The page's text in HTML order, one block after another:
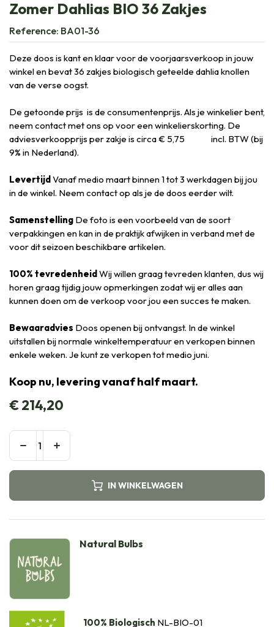
Zomer Dahlias BIO 36 Zakjes
Reference: BA01-36
Deze doos is kant en klaar voor de voorjaarsverkoop in jouw
winkel en bevat 36 zakjes biologisch geteelde dahlia knollen
van de verse oogst.
De getoonde prijs is de consumentenprijs. Als je winkelier bent,
neem contact met ons op voor een winkelierskorting. De
adviesverkoopprijs per zakje is circa € 5,75
​ incl. BTW (bij
9% in Nederland).
Levertijd Vanaf medio maart binnen 1 tot 3 werkdagen bij jou
in de winkel. Neem contact op als je de doos eerder wilt.
Samenstelling De foto is een voorbeeld van de soort
verpakkingen en kan in de praktijk afwijken in verband met de
voor dit seizoen beschikbare artikelen.
100% tevredenheid Wij willen graag tevreden klanten, dus wij
horen graag tijdig jouw opmerkingen zodat wij er alles aan
kunnen doen om de verkoop voor jou een succes te maken.
Bewaaradvies Doos openen bij ontvangst. In de winkel
uitstallen bij normale winkeltemperatuur en verkopen binnen
enkele weken. Je kunt ze verkopen tot medio juni.
Koop nu, levering vanaf half maart.
€214,20
IN WINKELWAGEN
Natural Bulbs
100% Biologisch NL-BIO-01